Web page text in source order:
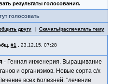
результаты голосования.
голосовать
другу Скачать/распечатать тему
#1 , 23.12.15, 07:28
- Генная инженерия. Выращивание
и организмов. Новые сорта с/х
всех болезней. "лечение